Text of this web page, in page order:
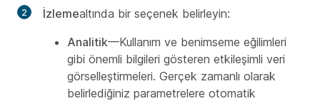
İzlemealtında bir seçenek belirleyin:
Analitik—Kullanım ve benimseme eğilimleri
gibi önemli bilgileri gösteren etkileşimli veri
görselleştirmeleri. Gerçek zamanlı olarak
belirlediğiniz parametrelere otomatik